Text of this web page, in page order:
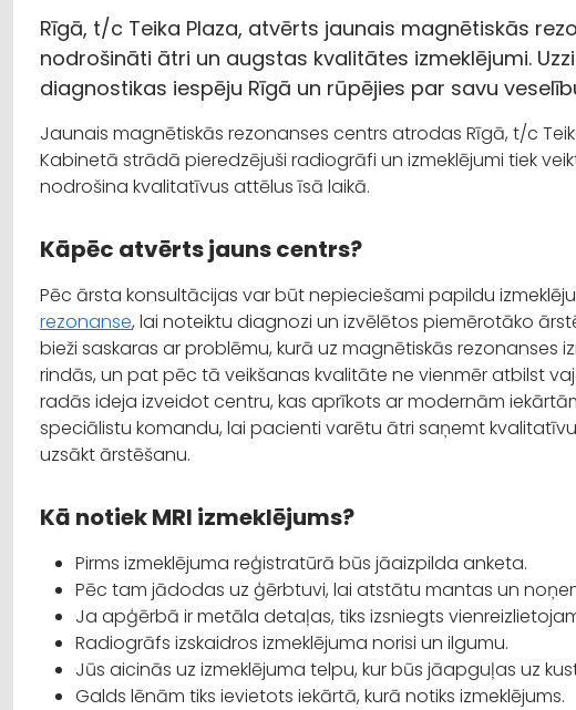
Rīgā, t/c Teika Plaza, atvērts jaunais magnētiskās
nodrošināti ātri un augstas kvalitātes izmeklējumi.
diagnostikas iespēju Rīgā un rūpējies par savu
Jaunais magnētiskās rezonanses centrs atrodas Rīgā, t/c
Kabinetā strādā pieredzējuši radiogrāfi un izmeklējumi tiek
nodrošina kvalitatīvus attēlus īsā laikā.
Kāpēc atvērts jauns centrs?
Pēc ārsta konsultācijas var būt nepieciešami papildu
rezonanse, lai noteiktu diagnozi un izvēlētos piemērotāko
bieži saskaras ar problēmu, kurā uz magnētiskās rezonanses
rindās, un pat pēc tā veikšanas kvalitāte ne vienmēr atbilst
radās ideja izveidot centru, kas aprīkots ar modernām
speciālistu komandu, lai pacienti varētu ātri saņemt
uzsākt ārstēšanu.
Kā notiek MRI izmeklējums?
Pirms izmeklējuma reģistratūrā būs jāaizpilda anketa.
Pēc tam jādodas uz ģērbtuvi, lai atstātu mantas un
Ja apģērbā ir metāla detaļas, tiks izsniegts
Radiogrāfs izskaidros izmeklējuma norisi un ilgumu.
Jūs aicinās uz izmeklējuma telpu, kur būs jāapguļas uz
Galds lēnām tiks ievietots iekārtā, kurā notiks izmeklējums.